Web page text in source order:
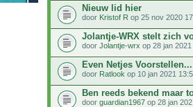
Nieuw lid hier
door Kristof R op 25 nov 2020
Jolantje-WRX stelt zich
door Jolantje-wrx op 28 jan
Even Netjes Voorstellen...
door Ratlook op 10 jan 2021
Ben reeds bekend maar
door guardian1967 op 28 jan